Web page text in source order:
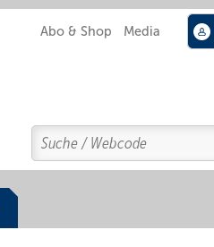
Abo & Shop Media
Search
Suchen